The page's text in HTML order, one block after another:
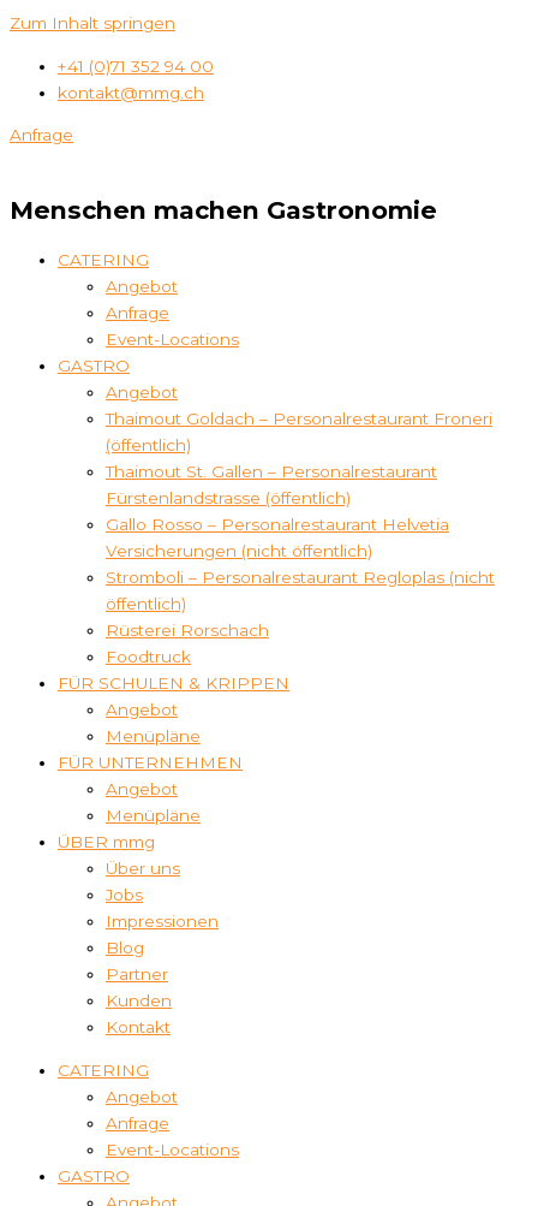
Zum Inhalt springen
+41 (0)71 352 94 00
kontakt@mmg.ch
Anfrage
Menschen machen Gastronomie
CATERING
Angebot
Anfrage
Event-Locations
GASTRO
Angebot
Thaimout Goldach – Personalrestaurant Froneri
(öffentlich)
Thaimout St. Gallen – Personalrestaurant
Fürstenlandstrasse (öffentlich)
Gallo Rosso – Personalrestaurant Helvetia
Versicherungen (nicht öffentlich)
Stromboli – Personalrestaurant Regloplas (nicht
öffentlich)
Rüsterei Rorschach
Foodtruck
FÜR SCHULEN & KRIPPEN
Angebot
Menüpläne
FÜR UNTERNEHMEN
Angebot
Menüpläne
ÜBER mmg
Über uns
Jobs
Impressionen
Blog
Partner
Kunden
Kontakt
CATERING
Angebot
Anfrage
Event-Locations
GASTRO